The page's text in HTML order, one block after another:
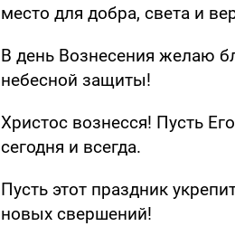
место для добра, света и
В день Вознесения желаю
небесной защиты!
Христос вознесся! Пусть
сегодня и всегда.
Пусть этот праздник
новых свершений!